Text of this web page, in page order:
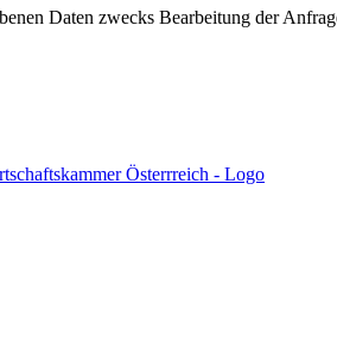
Daten zwecks Bearbeitung der